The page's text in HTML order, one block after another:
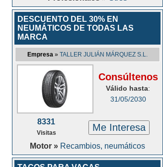
DESCUENTO DEL 30% EN
NEUMÁTICOS DE TODAS LAS
MARCA
Empresa » TALLER JULIÁN MÁRQUEZ S.L.
Consúltenos
Válido hasta:
31/05/2030
8331
Visitas Me Interesa
Motor » Recambios, neumáticos